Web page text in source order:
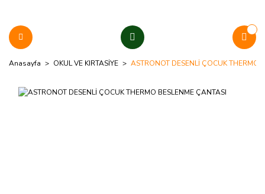
Anasayfa OKUL VE KIRTASİYE ASTRONOT DESENLİ ÇOCUK THERMO